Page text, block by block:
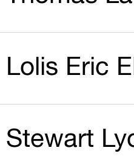
Lolis Eric
Stewart